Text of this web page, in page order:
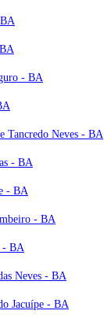
- BA
Tancredo Neves - BA
- BA
- BA
- BA
- BA
Neves - BA
Jacuípe - BA